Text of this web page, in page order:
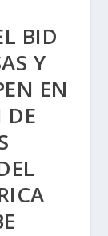
BID
Y
EN
DE